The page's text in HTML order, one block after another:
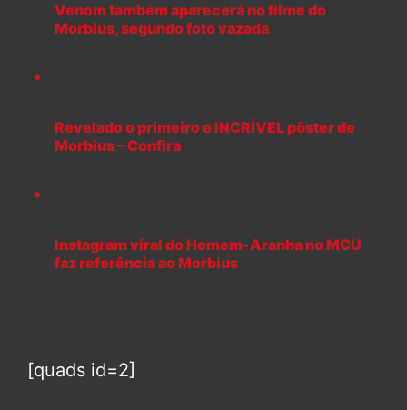
Venom também aparecerá no filme do
Morbius, segundo foto vazada
Revelado o primeiro e INCRÍVEL pôster de
Morbius – Confira
Instagram viral do Homem-Aranha no MCU
faz referência ao Morbius
[quads id=2]